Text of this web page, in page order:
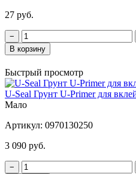
27 руб.
−
В корзину
Быстрый просмотр
U-Seal Грунт U-Primer для
Мало
Артикул: 0970130250
3 090 руб.
−